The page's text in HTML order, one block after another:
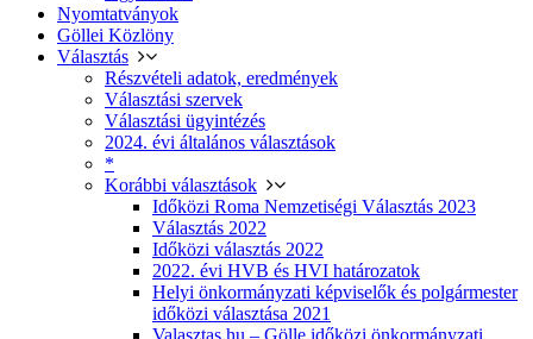
Nyomtatványok
Göllei Közlöny
Választás
Részvételi adatok, eredmények
Választási szervek
Választási ügyintézés
2024. évi általános választások
*
Korábbi választások
Időközi Roma Nemzetiségi Választás 2023
Választás 2022
Időközi választás 2022
2022. évi HVB és HVI határozatok
Helyi önkormányzati képviselők és polgármester
időközi választása 2021
Valasztas.hu – Gölle időközi önkormányzati